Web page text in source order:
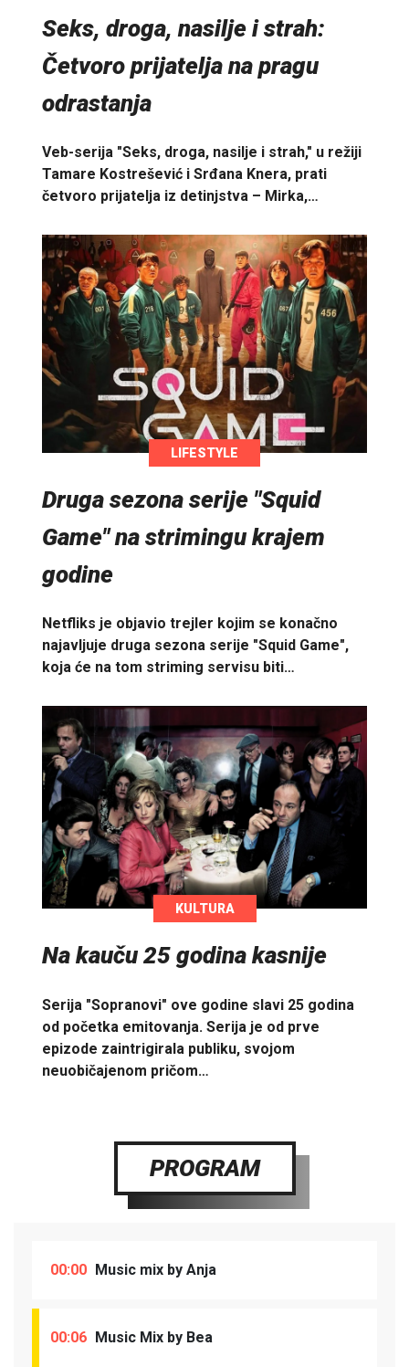
Seks, droga, nasilje i strah:
Četvoro prijatelja na pragu
odrastanja
Veb-serija "Seks, droga, nasilje i strah," u režiji
Tamare Kostrešević i Srđana Knera, prati
četvoro prijatelja iz detinjstva – Mirka,…
LIFESTYLE
Druga sezona serije "Squid
Game" na strimingu krajem
godine
Netfliks je objavio trejler kojim se konačno
najavljuje druga sezona serije "Squid Game",
koja će na tom striming servisu biti…
KULTURA
Na kauču 25 godina kasnije
Serija "Sopranovi" ove godine slavi 25 godina
od početka emitovanja. Serija je od prve
epizode zaintrigirala publiku, svojom
neuobičajenom pričom…
PROGRAM
00:00 Music mix by Anja
00:06 Music Mix by Bea